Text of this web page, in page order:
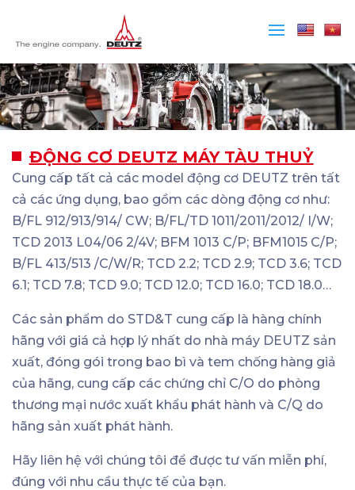
ĐỘNG CƠ DEUTZ MÁY TÀU THUỶ
Cung cấp tất cả các model động cơ DEUTZ trên tất
cả các ứng dụng, bao gồm các dòng động cơ như:
B/FL 912/913/914/ CW; B/FL/TD 1011/2011/2012/ I/W;
TCD 2013 L04/06 2/4V; BFM 1013 C/P; BFM1015 C/P;
B/FL 413/513 /C/W/R; TCD 2.2; TCD 2.9; TCD 3.6; TCD
6.1; TCD 7.8; TCD 9.0; TCD 12.0; TCD 16.0; TCD 18.0…
Các sản phẩm do STD&T cung cấp là hàng chính
hãng với giá cả hợp lý nhất do nhà máy DEUTZ sản
xuất, đóng gói trong bao bì và tem chống hàng giả
của hãng, cung cấp các chứng chỉ C/O do phòng
thương mại nước xuất khẩu phát hành và C/Q do
hãng sản xuất phát hành.
Hãy liên hệ với chúng tôi để được tư vấn miễn phí,
đúng với nhu cầu thực tế của bạn.